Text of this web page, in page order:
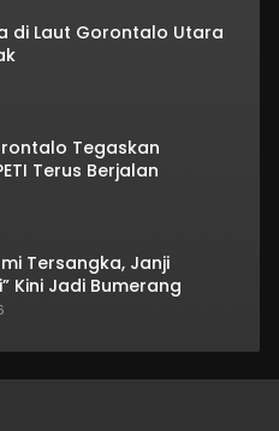
di Laut Gorontalo Utara
Tegaskan
Terus Berjalan
Tersangka, Janji
Kini Jadi Bumerang